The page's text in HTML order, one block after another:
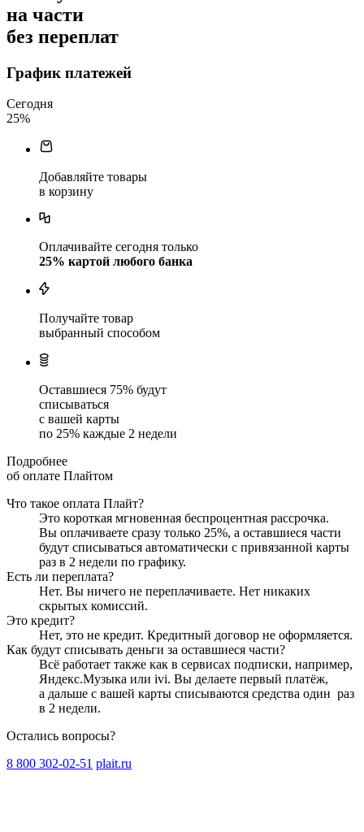
на части
без переплат
График платежей
Сегодня
25%
Добавляйте товары
в корзину
Оплачивайте сегодня только
25% картой любого банка
Получайте товар
выбранный способом
Оставшиеся 75% будут
списываться
с вашей карты
по 25% каждые 2 недели
Подробнее
об оплате Плайтом
Что такое оплата Плайт?
Это короткая мгновенная беспроцентная рассрочка.
Вы оплачиваете сразу только 25%, а оставшиеся части
будут списываться автоматически с привязанной карты
раз в 2 недели по графику.
Есть ли переплата?
Нет. Вы ничего не переплачиваете. Нет никаких
скрытых комиссий.
Это кредит?
Нет, это не кредит. Кредитный договор не оформляется.
Как будут списывать деньги за оставшиеся части?
Всё работает также как в сервисах подписки, например,
Яндекс.Музыка или ivi. Вы делаете первый платёж,
а дальше с вашей карты списываются средства один раз
в 2 недели.
Остались вопросы?
8 800 302-02-51 plait.ru